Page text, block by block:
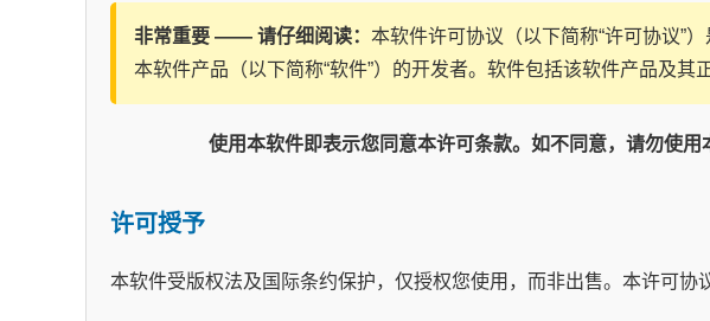
非常重要 —— 请仔细阅读： 本软件许可协议（以下简称“许可协议”
本软件产品（以下简称“软件”）的开发者。软件包括该软件产品及
使用本软件即表示您同意本许可条款。如不同意，请勿使
许可授予
本软件受版权法及国际条约保护，仅授权您使用，而非出售。本许可协